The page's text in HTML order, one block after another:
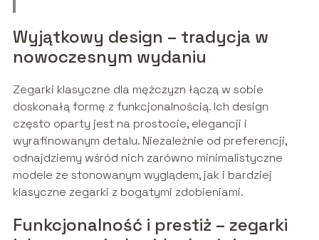
Wyjątkowy design – tradycja w
nowoczesnym wydaniu
Zegarki klasyczne dla mężczyzn łączą w sobie
doskonałą formę z funkcjonalnością. Ich design
często oparty jest na prostocie, elegancji i
wyrafinowanym detalu. Niezależnie od preferencji,
odnajdziemy wśród nich zarówno minimalistyczne
modele ze stonowanym wyglądem, jak i bardziej
klasyczne zegarki z bogatymi zdobieniami.
Funkcjonalność i prestiż – zegarki